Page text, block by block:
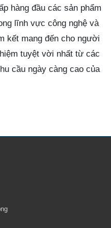
hàng đầu các sản phẩm
lĩnh vực công nghệ và
kết mang đến cho người
tuyệt vời nhất từ các
cầu ngày càng cao của